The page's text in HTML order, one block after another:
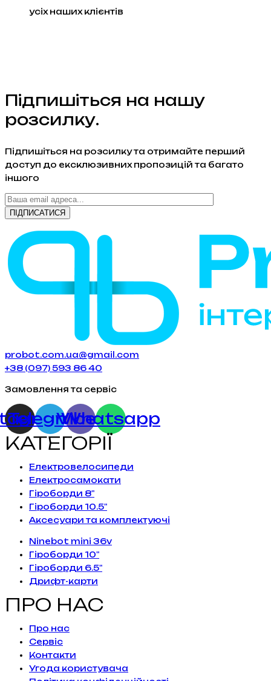
усіх наших клієнтів
Підпишіться на нашу
розсилку.
Підпишіться на розсилку та отримайте перший
доступ до ексклюзивних пропозицій та багато
іншого
probot.com.ua@gmail.com
+38 (097) 593 86 40
Замовлення та сервіс
Telegram
Viber
Whatsapp
КАТЕГОРІЇ
Електровелосипеди
Електросамокати
Гіроборди 8"
Гіроборди 10.5"
Аксесуари та комплектуючі
Ninebot mini 36v
Гіроборди 10"
Гіроборди 6.5"
Дрифт-карти
ПРО НАС
Про нас
Сервiс
Контакти
Угода користувача